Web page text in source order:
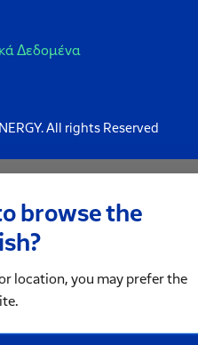
Δεδομένα
All rights Reserved
browse the
location, you may prefer the